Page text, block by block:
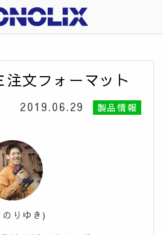
注文フォーマット
2019.06.29 製品情報
りゆき)